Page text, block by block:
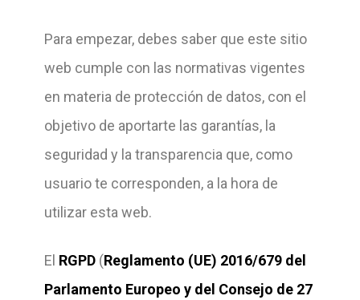
Para empezar, debes saber que este sitio
web cumple con las normativas vigentes
en materia de protección de datos, con el
objetivo de aportarte las garantías, la
seguridad y la transparencia que, como
usuario te corresponden, a la hora de
utilizar esta web.
El RGPD (Reglamento (UE) 2016/679 del
Parlamento Europeo y del Consejo de 27